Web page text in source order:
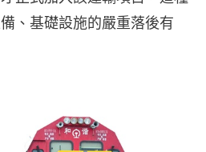
、基礎設施的嚴重落後有